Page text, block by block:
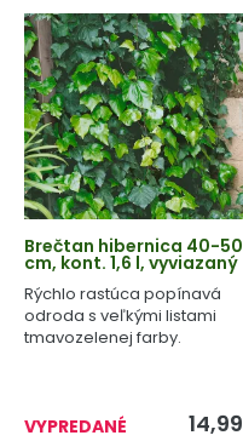
Brečtan hibernica 40-50
cm, kont. 1,6 l, vyviazaný
Rýchlo rastúca popínavá
odroda s veľkými listami
tmavozelenej farby.
VYPREDANÉ 14,99